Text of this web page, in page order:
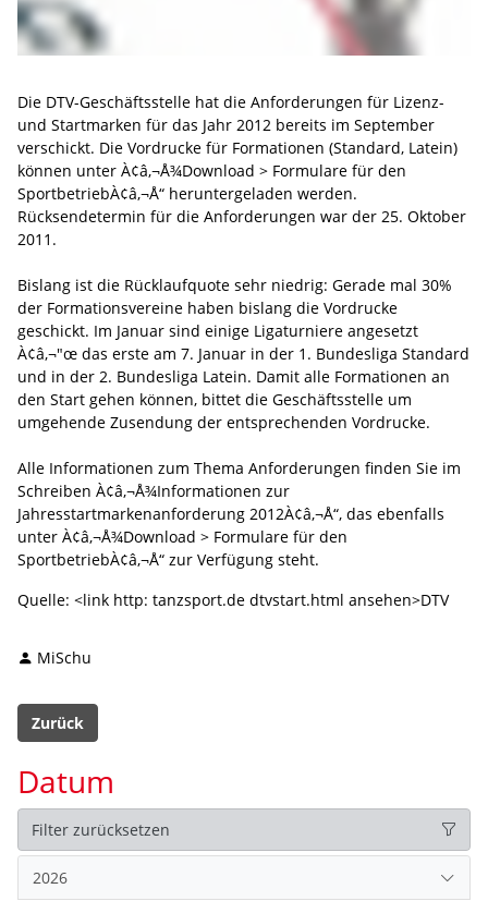
Die DTV-Geschäftsstelle hat die Anforderungen für Lizenz-
und Startmarken für das Jahr 2012 bereits im September
verschickt. Die Vordrucke für Formationen (Standard, Latein)
können unter À¢â‚¬Å¾Download > Formulare für den
SportbetriebÀ¢â‚¬Å“ heruntergeladen werden.
Rücksendetermin für die Anforderungen war der 25. Oktober
2011.
Bislang ist die Rücklaufquote sehr niedrig: Gerade mal 30%
der Formationsvereine haben bislang die Vordrucke
geschickt. Im Januar sind einige Ligaturniere angesetzt
À¢â‚¬"œ das erste am 7. Januar in der 1. Bundesliga Standard
und in der 2. Bundesliga Latein. Damit alle Formationen an
den Start gehen können, bittet die Geschäftsstelle um
umgehende Zusendung der entsprechenden Vordrucke.
Alle Informationen zum Thema Anforderungen finden Sie im
Schreiben À¢â‚¬Å¾Informationen zur
Jahresstartmarkenanforderung 2012À¢â‚¬Å“, das ebenfalls
unter À¢â‚¬Å¾Download > Formulare für den
SportbetriebÀ¢â‚¬Å“ zur Verfügung steht.
Quelle: <link http: tanzsport.de dtvstart.html ansehen>DTV
MiSchu
Zurück
Datum
Filter zurücksetzen
2026